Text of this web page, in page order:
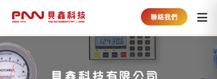
聯絡我們